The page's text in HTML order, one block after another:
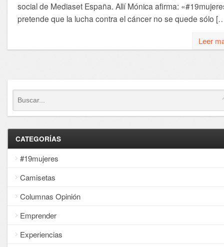
social de Mediaset España. Allí Mónica afirma:
pretende que la lucha contra el cáncer no se quede sólo
Leer
CATEGORÍAS
#19mujeres
Camisetas
Columnas Opinión
Emprender
Experiencias